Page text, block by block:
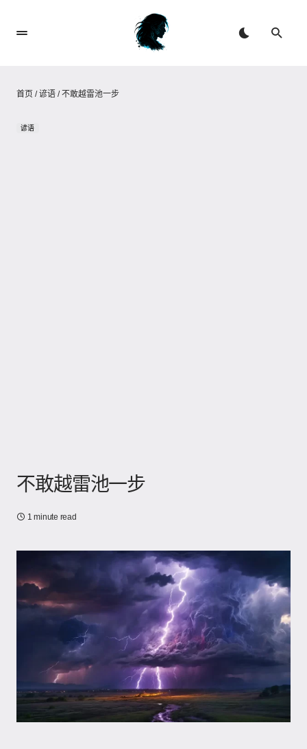
首页 /谚语 /不敢越雷池一步
谚语
不敢越雷池一步
1 minute read